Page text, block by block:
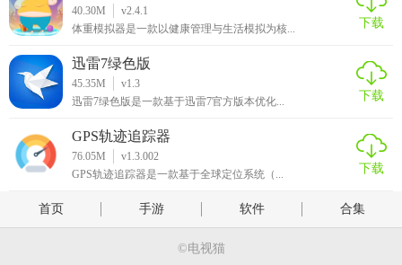
40.30M
v2.4.1
体重模拟器是一款以健康管理与生活模拟为核...
下载
迅雷7绿色版
45.35M
v1.3
迅雷7绿色版是一款基于迅雷7官方版本优化...
下载
GPS轨迹追踪器
76.05M
v1.3.002
GPS轨迹追踪器是一款基于全球定位系统（...
下载
首页 手游 软件 合集
©电视猫